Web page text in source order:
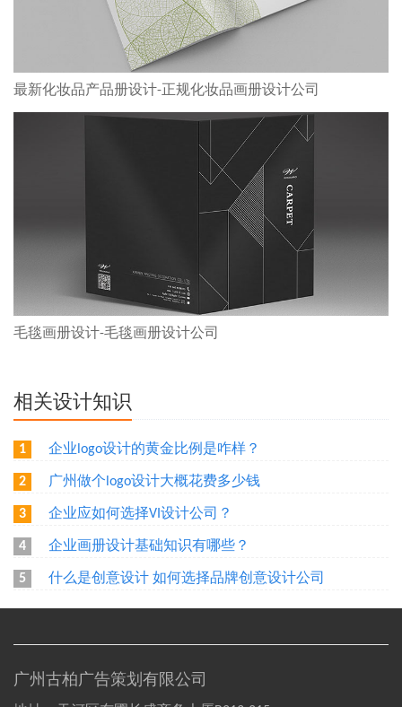
最新化妆品产品册设计-正规化妆品画册设计公司
毛毯画册设计-毛毯画册设计公司
相关设计知识
1 企业logo设计的黄金比例是咋样？
2 广州做个logo设计大概花费多少钱
3 企业应如何选择VI设计公司？
4 企业画册设计基础知识有哪些？
5 什么是创意设计 如何选择品牌创意设计公司
广州古柏广告策划有限公司